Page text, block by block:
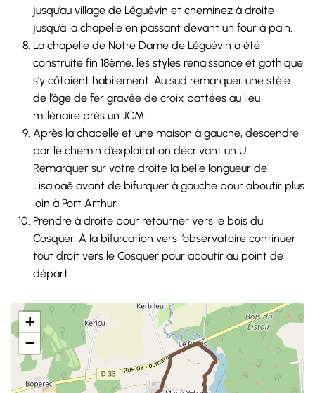
jusqu’au village de Léguévin et cheminez à droite
jusqu’à la chapelle en passant devant un four à pain.
La chapelle de Notre Dame de Léguévin a été
construite fin 18ème, les styles renaissance et gothique
s’y côtoient habilement. Au sud remarquer une stèle
de l’âge de fer gravée de croix pattées au lieu
millénaire près un JCM.
Après la chapelle et une maison à gauche, descendre
par le chemin d’exploitation décrivant un U.
Remarquer sur votre droite la belle longueur de
Lisaloaë avant de bifurquer à gauche pour aboutir plus
loin à Port Arthur.
Prendre à droite pour retourner vers le bois du
Cosquer. À la bifurcation vers l’observatoire continuer
tout droit vers le Cosquer pour aboutir au point de
départ.
+
−